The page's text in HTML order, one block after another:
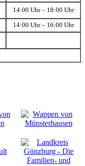
14:00 Uhr – 18:00 Uhr
14:00 Uhr – 16:00 Uhr